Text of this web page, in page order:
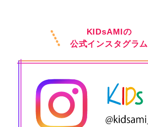
KIDsAMIの
公式インスタグラム